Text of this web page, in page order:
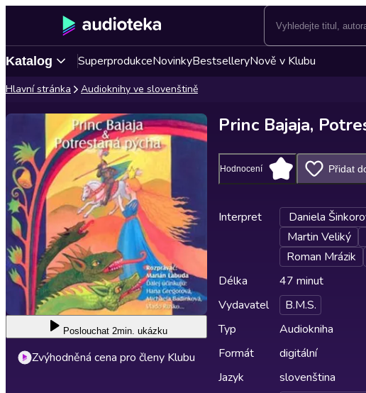
Katalog SuperprodukceNovinkyBestselleryNově v Klubu
Hlavní stránka Audioknihy ve slovenštině
Poslouchat 2min. ukázku
Zvýhodněná cena pro členy Klubu
Princ Bajaja,
Hodnocení Přidat
Interpret Daniela
Martin Veliký
Roman Mrázik
Délka
47 minut
Vydavatel
B.M.S.
Typ
Audiokniha
Formát
digitální
Jazyk
slovenština